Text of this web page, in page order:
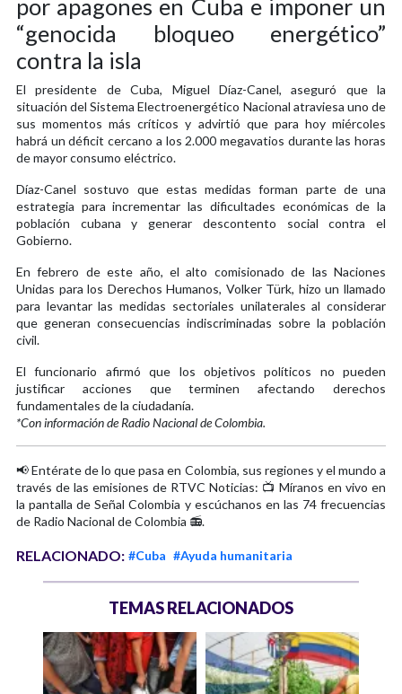
por apagones en Cuba e imponer un
“genocida bloqueo energético”
contra la isla
El presidente de Cuba, Miguel Díaz-Canel, aseguró que la
situación del Sistema Electroenergético Nacional atraviesa uno de
sus momentos más críticos y advirtió que para hoy miércoles
habrá un déficit cercano a los 2.000 megavatios durante las horas
de mayor consumo eléctrico.
Díaz-Canel sostuvo que estas medidas forman parte de una
estrategia para incrementar las dificultades económicas de la
población cubana y generar descontento social contra el
Gobierno.
En febrero de este año, el alto comisionado de las Naciones
Unidas para los Derechos Humanos, Volker Türk, hizo un llamado
para levantar las medidas sectoriales unilaterales al considerar
que generan consecuencias indiscriminadas sobre la población
civil.
El funcionario afirmó que los objetivos políticos no pueden
justificar acciones que terminen afectando derechos
fundamentales de la ciudadanía.
*Con información de Radio Nacional de Colombia.
📢 Entérate de lo que pasa en Colombia, sus regiones y el mundo a
través de las emisiones de RTVC Noticias: 📺 Míranos en vivo en
la pantalla de Señal Colombia y escúchanos en las 74 frecuencias
de Radio Nacional de Colombia 📻.
RELACIONADO: #Cuba #Ayuda humanitaria
TEMAS RELACIONADOS